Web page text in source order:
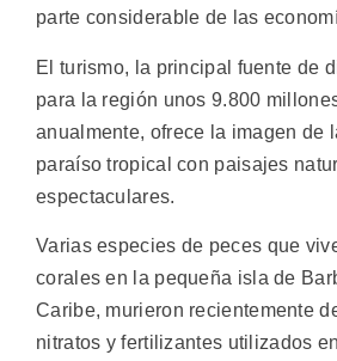
parte considerable de las
El turismo, la principal fuente de
para la región unos 9.800
anualmente, ofrece la imagen de
paraíso tropical con paisajes
espectaculares.
Varias especies de peces que
corales en la pequeña isla de
Caribe, murieron recientemente
nitratos y fertilizantes utilizados